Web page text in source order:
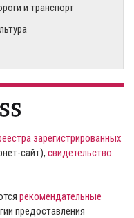
и транспорт
зарегистрированных
сайт), свидетельство
рекомендательные
предоставления